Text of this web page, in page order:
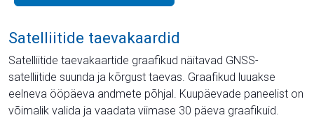
Satelliitide taevakaardid
Satelliitide taevakaartide graafikud näitavad GNSS-
satelliitide suunda ja kõrgust taevas. Graafikud luuakse
eelneva ööpäeva andmete põhjal. Kuupäevade paneelist on
võimalik valida ja vaadata viimase 30 päeva graafikuid.